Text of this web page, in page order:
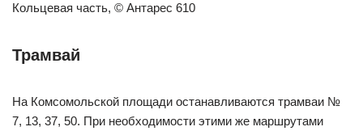
Кольцевая часть, © Антарес 610
Трамвай
На Комсомольской площади останавливаются трамваи №
7, 13, 37, 50. При необходимости этими же маршрутами